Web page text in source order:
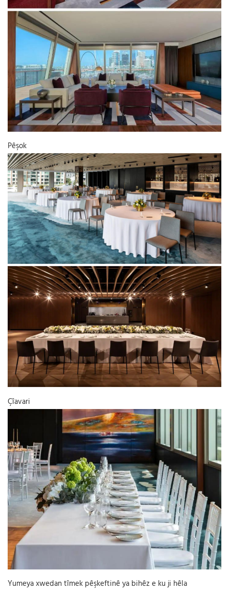
Pêşok
Çîavari
Yumeya xwedan tîmek pêşkeftinê ya bihêz e ku ji hêla